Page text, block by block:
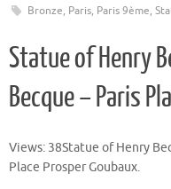
Bronze, Paris, Paris 9ème,
Statue of Henry
Becque – Paris
Views: 38Statue of Henry
Place Prosper Goubaux.